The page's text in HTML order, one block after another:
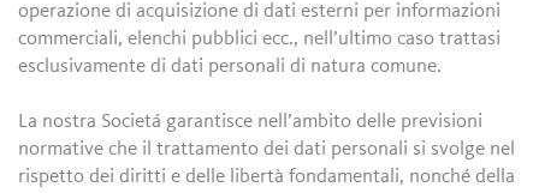
operazione di acquisizione di dati esterni per informazioni
commerciali, elenchi pubblici ecc., nell’ultimo caso trattasi
esclusivamente di dati personali di natura comune.
La nostra Societá garantisce nell’ambito delle previsioni
normative che il trattamento dei dati personali si svolge nel
rispetto dei diritti e delle libertà fondamentali, nonché della